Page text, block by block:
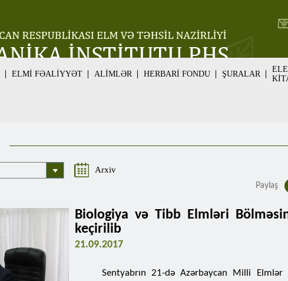
ELMİ FƏALİYYƏT ALİMLƏR HERBARİ FONDU ŞURALAR
Arxiv
Paylaş
Biologiya və Tibb Elmləri
keçirilib
21.09.2017
Sentyabrın 21-də Azərbaycan Milli Elmlər